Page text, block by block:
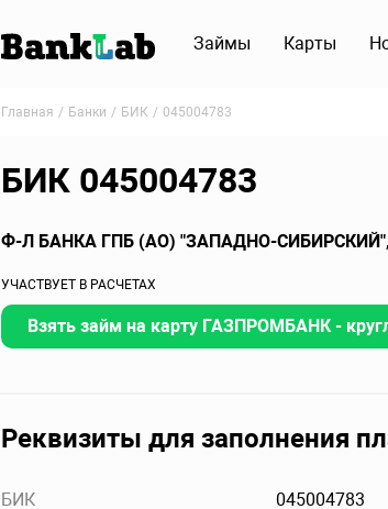
Займы Карты
Главная Банки БИК 045004783
БИК 045004783
Ф-Л БАНКА ГПБ (АО) "ЗАПАДНО-СИБИРСКИЙ"
УЧАСТВУЕТ В РАСЧЕТАХ
Взять займ на карту ГАЗПРОМБАНК -
Реквизиты для заполнения
БИК
045004783